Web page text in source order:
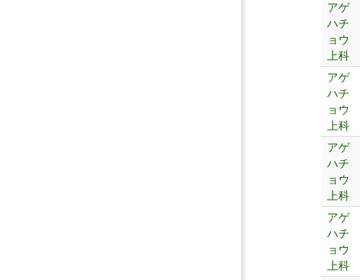
アゲ
ハチ
ョウ
上科
アゲ
ハチ
ョウ
上科
アゲ
ハチ
ョウ
上科
アゲ
ハチ
ョウ
上科